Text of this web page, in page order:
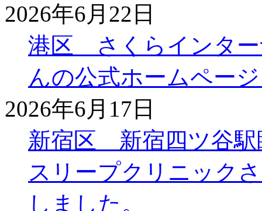
2026年6月22日
港区 さくらインター
んの公式ホームペー
2026年6月17日
新宿区 新宿四ツ谷駅
スリープクリニック
しました。